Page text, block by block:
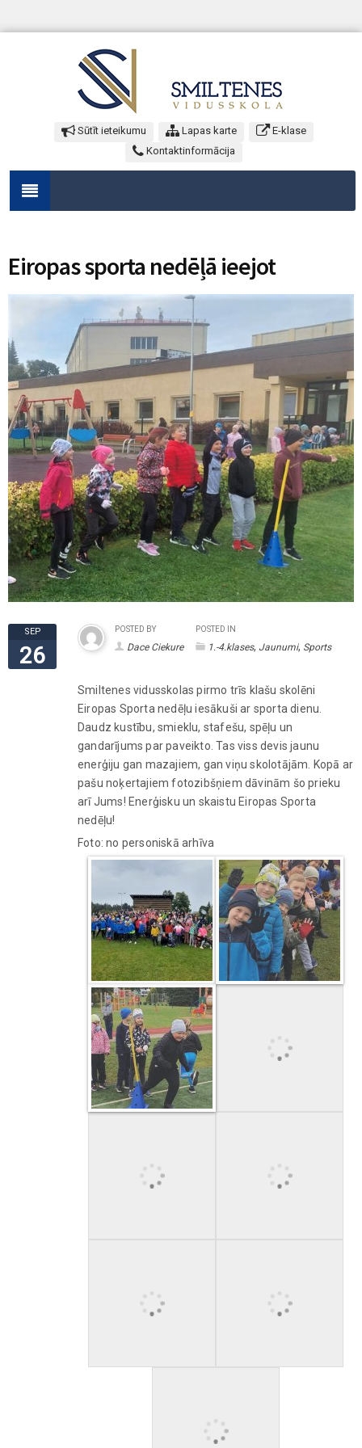
Sūtīt ieteikumu Lapas karte
E-klase
Kontaktinformācija
Eiropas sporta nedēļā ieejot
SEP
26
POSTED BY
Dace Ciekure
POSTED IN
1.-4.klases, Jaunumi, Sports
Smiltenes vidusskolas pirmo trīs klašu skolēni
Eiropas Sporta nedēļu iesākuši ar sporta dienu.
Daudz kustību, smieklu, stafešu, spēļu un
gandarījums par paveikto. Tas viss devis jaunu
enerģiju gan mazajiem, gan viņu skolotājām. Kopā ar
pašu noķertajiem fotozibšņiem dāvinām šo prieku
arī Jums! Enerģisku un skaistu Eiropas Sporta
nedēļu!
Foto: no personiskā arhīva